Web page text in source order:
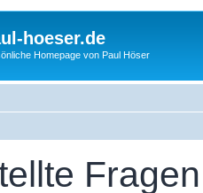
hoeser.de
Homepage von Paul Höser
Fragen